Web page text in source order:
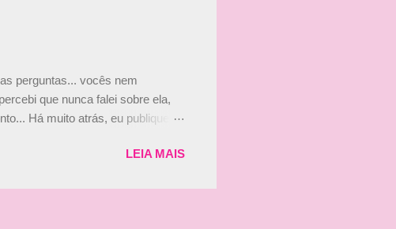
perguntas... vocês nem
que nunca falei sobre ela,
Há muito atrás, eu publiquei
achavam que a Viviane Senna
mais a mocinha. Vick
LEIA MAIS